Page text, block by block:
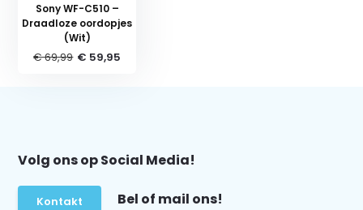
Sony WF-C510 –
Draadloze oordopjes
(Wit)
€ 69,99 € 59,95
Volg ons op Social Media!
Kontakt Bel of mail ons!